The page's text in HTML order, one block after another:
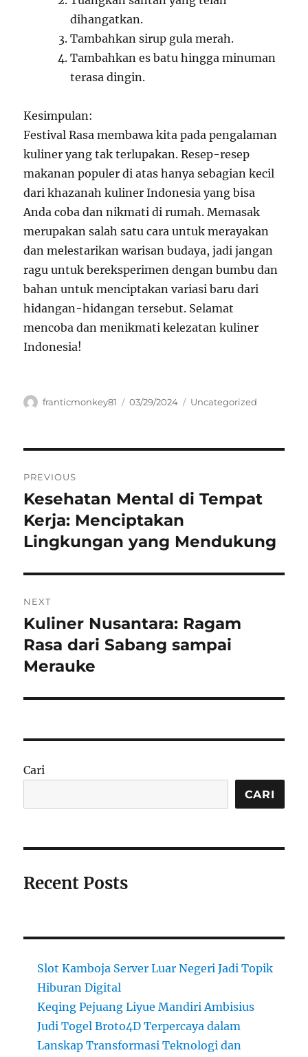
dihangatkan.
Tambahkan sirup gula merah.
Tambahkan es batu hingga minuman
terasa dingin.
Kesimpulan:
Festival Rasa membawa kita pada pengalaman
kuliner yang tak terlupakan. Resep-resep
makanan populer di atas hanya sebagian kecil
dari khazanah kuliner Indonesia yang bisa
Anda coba dan nikmati di rumah. Memasak
merupakan salah satu cara untuk merayakan
dan melestarikan warisan budaya, jadi jangan
ragu untuk bereksperimen dengan bumbu dan
bahan untuk menciptakan variasi baru dari
hidangan-hidangan tersebut. Selamat
mencoba dan menikmati kelezatan kuliner
Indonesia!
Author
franticmonkey81
Posted
03/29/2024 Categories
Uncategorized
pos
PREVIOUS
Previous
post:
Kesehatan Mental di Tempat
Kerja: Menciptakan
Lingkungan yang Mendukung
NEXT
Next
post:
Kuliner Nusantara: Ragam
Rasa dari Sabang sampai
Merauke
Cari
CARI
Recent Posts
Slot Kamboja Server Luar Negeri Jadi Topik
Hiburan Digital
Keqing Pejuang Liyue Mandiri Ambisius
Judi Togel Broto4D Terpercaya dalam
Lanskap Transformasi Teknologi dan